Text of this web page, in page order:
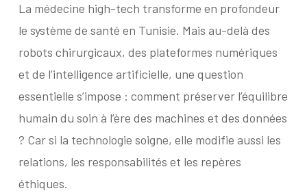
La médecine high-tech transforme en profondeur
le système de santé en Tunisie. Mais au-delà des
robots chirurgicaux, des plateformes numériques
et de l’intelligence artificielle, une question
essentielle s’impose : comment préserver l’équilibre
humain du soin à l’ère des machines et des données
? Car si la technologie soigne, elle modifie aussi les
relations, les responsabilités et les repères
éthiques.